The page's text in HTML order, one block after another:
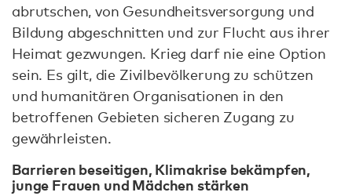
abrutschen, von Gesundheitsversorgung und
Bildung abgeschnitten und zur Flucht aus ihrer
Heimat gezwungen. Krieg darf nie eine Option
sein. Es gilt, die Zivilbevölkerung zu schützen
und humanitären Organisationen in den
betroffenen Gebieten sicheren Zugang zu
gewährleisten.
Barrieren beseitigen, Klimakrise bekämpfen,
junge Frauen und Mädchen stärken